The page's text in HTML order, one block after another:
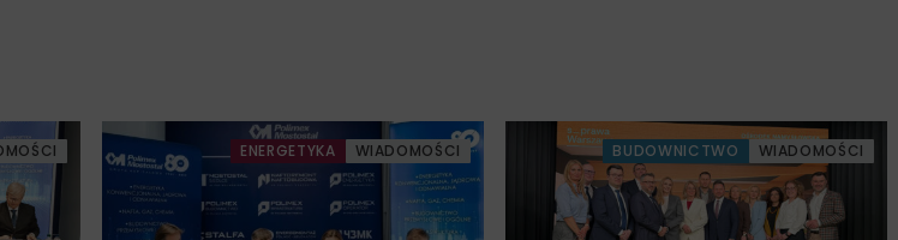
ENERGETYKA WIADOMOŚCI BUDOWNICTWO WIADOMOŚCI